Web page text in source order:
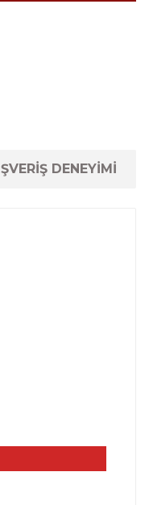
DENEYİMİ